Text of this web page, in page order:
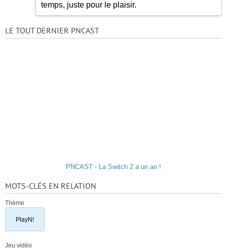
temps, juste pour le plaisir.
LE TOUT DERNIER PNCAST
PNCAST - La Switch 2 a un an !
MOTS-CLÉS EN RELATION
Thème
PlayN!
Jeu vidéo